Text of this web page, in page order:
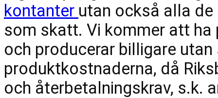
kontanter utan också alla
som skatt. Vi kommer att
och producerar billigare
produktkostnaderna, då
och återbetalningskrav, s.k.